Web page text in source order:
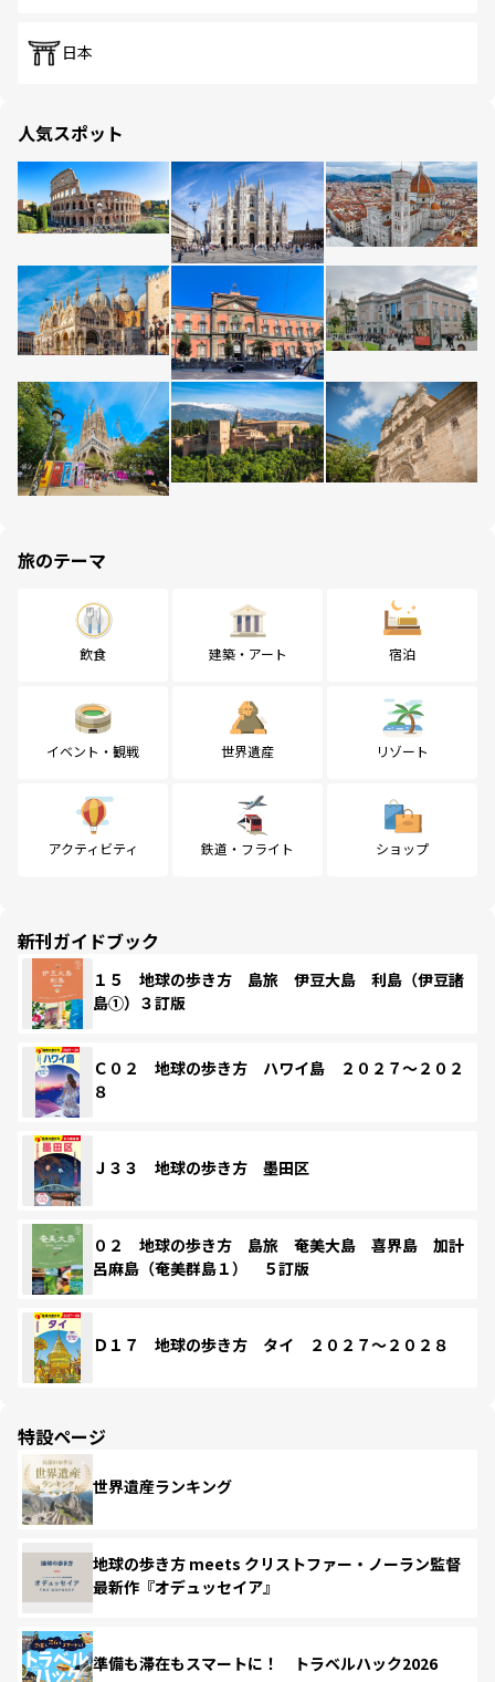
日本
人気スポット
旅のテーマ
飲食 建築・アート 宿泊
イベント・観戦 世界遺産 リゾート
アクティビティ 鉄道・フライト ショップ
新刊ガイドブック
１５ 地球の歩き方 島旅 伊豆大島 利島（伊豆諸
島①）３訂版
Ｃ０２ 地球の歩き方 ハワイ島 ２０２７～２０２
８
Ｊ３３ 地球の歩き方 墨田区
０２ 地球の歩き方 島旅 奄美大島 喜界島 加計
呂麻島（奄美群島１） ５訂版
Ｄ１７ 地球の歩き方 タイ ２０２７～２０２８
特設ページ
世界遺産ランキング
地球の歩き方 meets クリストファー・ノーラン監督
最新作『オデュッセイア』
準備も滞在もスマートに！ トラベルハック2026